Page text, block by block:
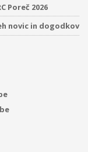
Poreč 2026
novic in dogodkov